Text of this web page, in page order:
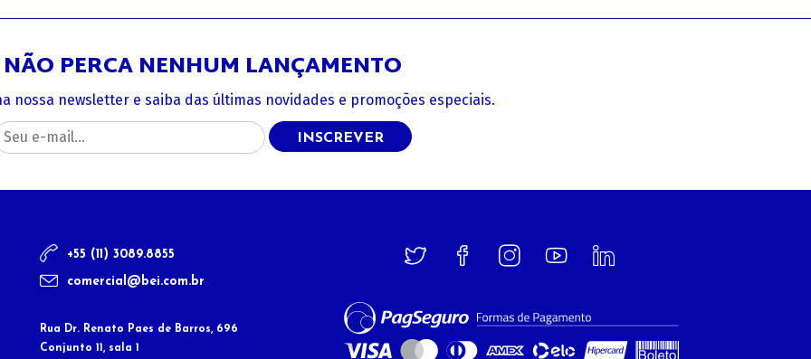
NÃO PERCA NENHUM LANÇAMENTO
nossa newsletter e saiba das últimas novidades e promoções especiais.
INSCREVER
+55 (11) 3089.8855
comercial@bei.com.br
Rua Dr. Renato Paes de Barros, 696
Conjunto 11, sala 1